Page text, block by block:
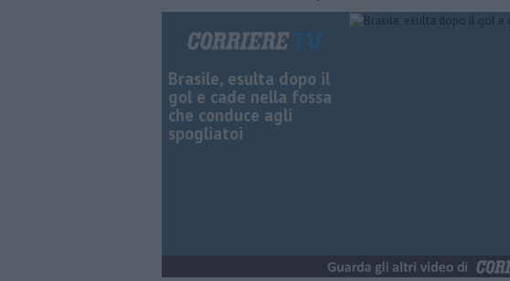
Brasile, esulta dopo il
gol e cade nella fossa
che conduce agli
spogliatoi